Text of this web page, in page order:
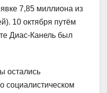
7,85 миллиона из
10 октября путём
Диас-Канель был
остались
социалистическом